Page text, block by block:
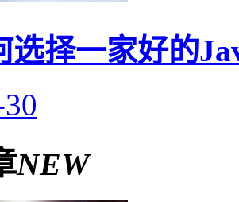
选择一家好的
NEW